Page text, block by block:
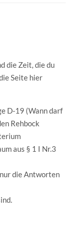
die Zeit, die du
Seite hier
D-19 (Wann darf
Rehbock
aus § 1 I Nr.3
die Antworten